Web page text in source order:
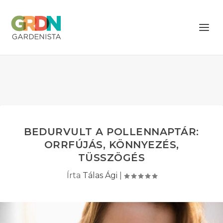
BEDURVULT A POLLENNAPTÁR:
ORRFÚJÁS, KÖNNYEZÉS,
TÜSSZÖGÉS
Írta Tálas Ági